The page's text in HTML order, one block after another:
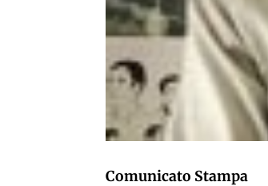
Comunicato Stampa